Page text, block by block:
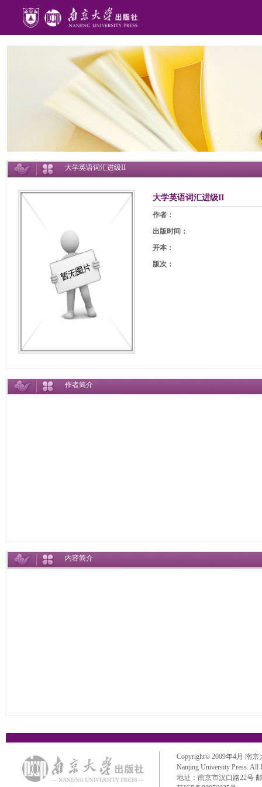
大学英语词汇进级II
大学英语词汇进级II
作者：
出版时间：
开本：
版次：
作者简介
内容简介
Copyright© 2009年4月 南京
Nanjing University Press. All
地址：南京市汉口路22号